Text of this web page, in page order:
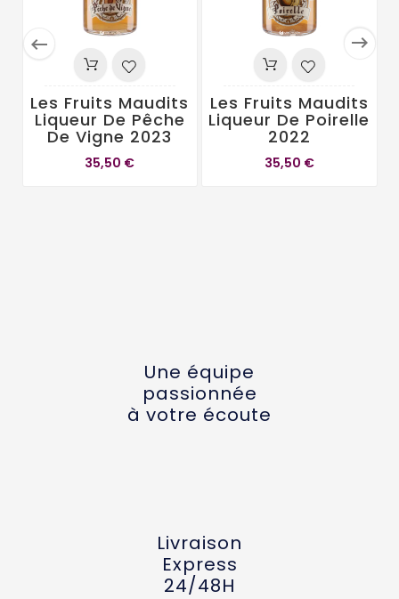
 
Les Fruits Maudits
Liqueur De Pêche
De Vigne 2023
35,50 €
Les Fruits Maudits
Liqueur De Poirelle
2022
35,50 €
Une équipe
passionnée
à votre écoute
Livraison
Express
24/48H